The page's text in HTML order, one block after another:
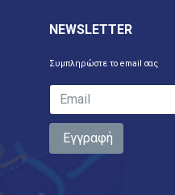
NEWSLETTER
Συμπληρώστε το email σας
Εγγραφή